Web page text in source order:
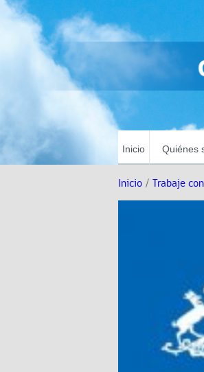
Inicio Quiénes
Inicio / Trabaje